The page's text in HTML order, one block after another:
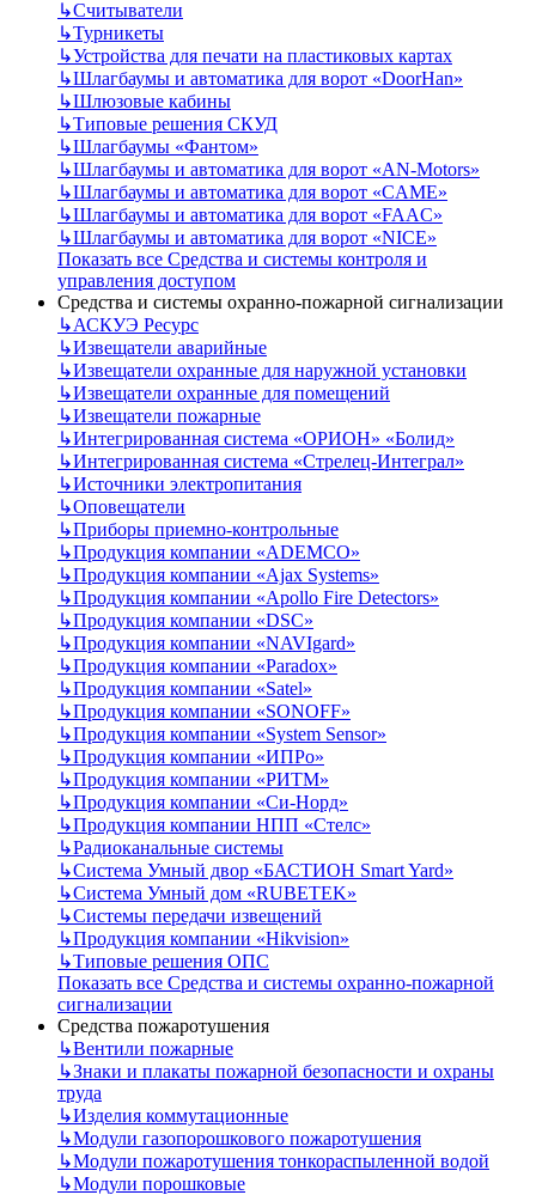
↳Считыватели
↳Турникеты
↳Устройства для печати на пластиковых картах
↳Шлагбаумы и автоматика для ворот «DoorHan»
↳Шлюзовые кабины
↳Типовые решения СКУД
↳Шлагбаумы «Фантом»
↳Шлагбаумы и автоматика для ворот «AN-Motors»
↳Шлагбаумы и автоматика для ворот «CAME»
↳Шлагбаумы и автоматика для ворот «FAAC»
↳Шлагбаумы и автоматика для ворот «NICE»
Показать все Средства и системы контроля и
управления доступом
Средства и системы охранно-пожарной сигнализации
↳АСКУЭ Ресурс
↳Извещатели аварийные
↳Извещатели охранные для наружной установки
↳Извещатели охранные для помещений
↳Извещатели пожарные
↳Интегрированная система «ОРИОН» «Болид»
↳Интегрированная система «Стрелец-Интеграл»
↳Источники электропитания
↳Оповещатели
↳Приборы приемно-контрольные
↳Продукция компании «ADEMCO»
↳Продукция компании «Ajax Systems»
↳Продукция компании «Apollo Fire Detectors»
↳Продукция компании «DSC»
↳Продукция компании «NAVIgard»
↳Продукция компании «Paradox»
↳Продукция компании «Satel»
↳Продукция компании «SONOFF»
↳Продукция компании «System Sensor»
↳Продукция компании «ИПРо»
↳Продукция компании «РИТМ»
↳Продукция компании «Си-Норд»
↳Продукция компании НПП «Стелс»
↳Радиоканальные системы
↳Система Умный двор «БАСТИОН Smart Yard»
↳Система Умный дом «RUBETEK»
↳Системы передачи извещений
↳Продукция компании «Hikvision»
↳Типовые решения ОПС
Показать все Средства и системы охранно-пожарной
сигнализации
Средства пожаротушения
↳Вентили пожарные
↳Знаки и плакаты пожарной безопасности и охраны
труда
↳Изделия коммутационные
↳Модули газопорошкового пожаротушения
↳Модули пожаротушения тонкораспыленной водой
↳Модули порошковые